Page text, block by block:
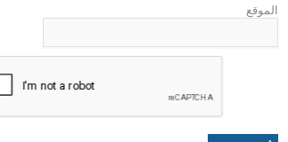
الموقع